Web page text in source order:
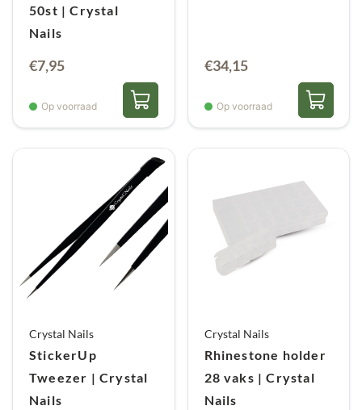
50st | Crystal
Nails
€7,95
Op voorraad
€34,15
Op voorraad
Crystal Nails
StickerUp
Tweezer | Crystal
Nails
Crystal Nails
Rhinestone holder
28 vaks | Crystal
Nails